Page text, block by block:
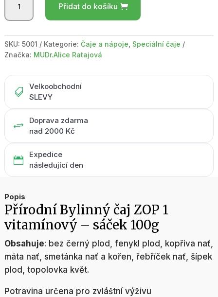
ZOP
vitamínový
-
množství
Přidat do košíku
SKU: 5001 Kategorie: Čaje a nápoje Speciální čaje
Značka: MUDr.Alice Ratajová

Velkoobchodní
SLEVY
+
Doprava zdarma
nad 2000 Kč

Expedice
následující den
Popis
Přírodní Bylinný čaj ZOP 1
vitamínový – sáček 100g
Obsahuje: bez černý plod, fenykl plod, kopřiva nať,
máta nať, smetánka nať a kořen, řebříček nať, šípek
plod, topolovka květ.
Potravina určena pro zvláštní výživu